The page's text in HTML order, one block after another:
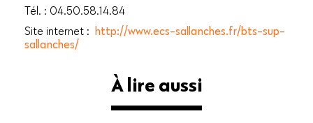
Tél. : 04.50.58.14.84
Site internet : http://www.ecs-sallanches.fr/bts-sup-
sallanches/
À lire aussi